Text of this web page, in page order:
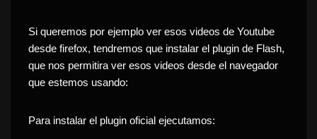
Si queremos por ejemplo ver esos videos de Youtube
desde firefox, tendremos que instalar el plugin de Flash,
que nos permitira ver esos videos desde el navegador
que estemos usando:
Para instalar el plugin oficial ejecutamos: